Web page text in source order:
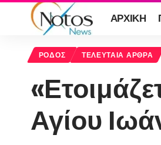
ΑΡΧΙΚΗ
ΡΟΔΟΣ ΤΕΛΕΥΤΑΙΑ ΑΡΘΡΑ
Αγίου